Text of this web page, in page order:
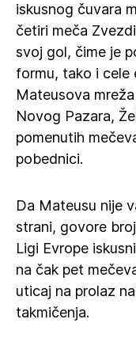
iskusnog čuvara
četiri meča
svoj gol, čime je
formu, tako i cele
Mateusova
Novog Pazara,
pomenutih
pobednici.
Da Mateusu nije
strani, govore
Ligi Evrope
na čak pet
uticaj na prolaz
takmičenja.